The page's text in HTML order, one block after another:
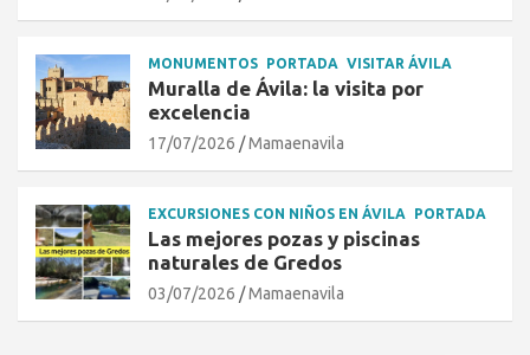
MONUMENTOS PORTADA VISITAR ÁVILA
Muralla de Ávila: la visita por
excelencia
17/07/2026 Mamaenavila
EXCURSIONES CON NIÑOS EN ÁVILA PORTADA
Las mejores pozas y piscinas
naturales de Gredos
03/07/2026 Mamaenavila